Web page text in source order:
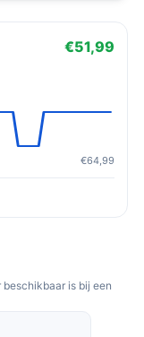
€51,99
€64,99
is bij een